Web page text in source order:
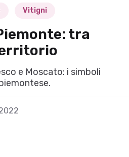
Vitigni
tra
e Moscato: i simboli